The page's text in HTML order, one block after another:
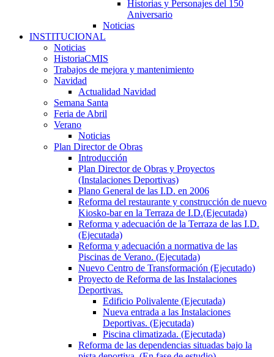
Historias y Personajes del 150
Aniversario
Noticias
INSTITUCIONAL
Noticias
HistoriaCMIS
Trabajos de mejora y mantenimiento
Navidad
Actualidad Navidad
Semana Santa
Feria de Abril
Verano
Noticias
Plan Director de Obras
Introducción
Plan Director de Obras y Proyectos
(Instalaciones Deportivas)
Plano General de las I.D. en 2006
Reforma del restaurante y construcción de nuevo
Kiosko-bar en la Terraza de I.D.(Ejecutada)
Reforma y adecuación de la Terraza de las I.D.
(Ejecutada)
Reforma y adecuación a normativa de las
Piscinas de Verano. (Ejecutada)
Nuevo Centro de Transformación (Ejecutado)
Proyecto de Reforma de las Instalaciones
Deportivas.
Edificio Polivalente (Ejecutada)
Nueva entrada a las Instalaciones
Deportivas. (Ejecutada)
Piscina climatizada. (Ejecutada)
Reforma de las dependencias situadas bajo la